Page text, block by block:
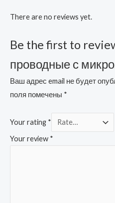
There are no reviews yet.
Be the first to
проводные с
Ваш адрес email не будет
поля помечены *
Your rating *
Your review *